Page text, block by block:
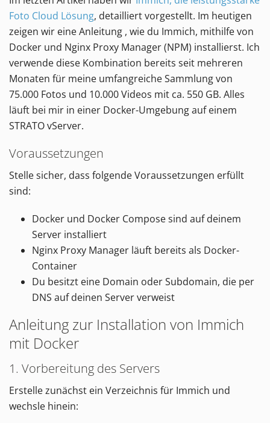
Foto Cloud Lösung, detailliert vorgestellt. Im heutigen
zeigen wir eine Anleitung , wie du Immich, mithilfe von
Docker und Nginx Proxy Manager (NPM) installierst. Ich
verwende diese Kombination bereits seit mehreren
Monaten für meine umfangreiche Sammlung von
75.000 Fotos und 10.000 Videos mit ca. 550 GB. Alles
läuft bei mir in einer Docker-Umgebung auf einem
STRATO vServer.
Voraussetzungen
Stelle sicher, dass folgende Voraussetzungen erfüllt
sind:
Docker und Docker Compose sind auf deinem
Server installiert
Nginx Proxy Manager läuft bereits als Docker-
Container
Du besitzt eine Domain oder Subdomain, die per
DNS auf deinen Server verweist
Anleitung zur Installation von Immich
mit Docker
1. Vorbereitung des Servers
Erstelle zunächst ein Verzeichnis für Immich und
wechsle hinein: